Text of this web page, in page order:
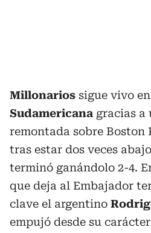
Millonarios sigue vivo
Sudamericana gracias a
remontada sobre Boston
tras estar dos veces
terminó ganándolo 2-4.
que deja al Embajador
clave el argentino
empujó desde su